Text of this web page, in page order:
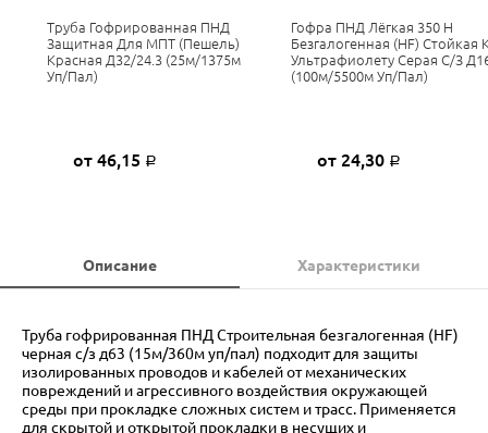
Труба Гофрированная ПНД
Защитная Для МПТ (пешель)
Красная Д32/24.3 (25м/1375м
Уп/пал)
от 46,15 Р
Гофра ПНД Лёгкая 350 Н
Безгалогенная (HF) Стойкая
Ультрафиолету Серая С/з
(100м/5500м Уп/пал)
от 24,30 Р
Описание Характеристики
Труба гофрированная ПНД Строительная безгалогенная (HF)
черная с/з д63 (15м/360м уп/пал) подходит для защиты
изолированных проводов и кабелей от механических
повреждений и агрессивного воздействия окружающей
среды при прокладке сложных систем и трасс. Применяется
для скрытой и открытой прокладки в несущих и